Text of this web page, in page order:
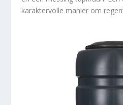
karaktervolle manier om